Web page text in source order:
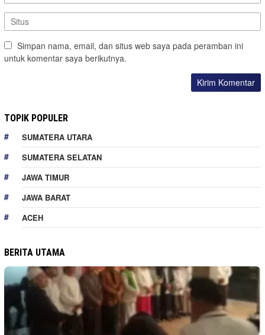
Simpan nama, email, dan situs web saya pada peramban ini
untuk komentar saya berikutnya.
TOPIK POPULER
SUMATERA UTARA
SUMATERA SELATAN
JAWA TIMUR
JAWA BARAT
ACEH
BERITA UTAMA